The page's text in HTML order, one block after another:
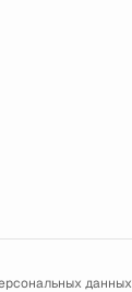
данных